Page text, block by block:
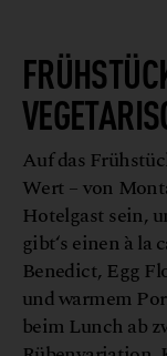
Auf das
Wert – von
Hotelgast sein,
gibt‘s einen à
Benedict, Egg
und warmem
beim Lunch ab